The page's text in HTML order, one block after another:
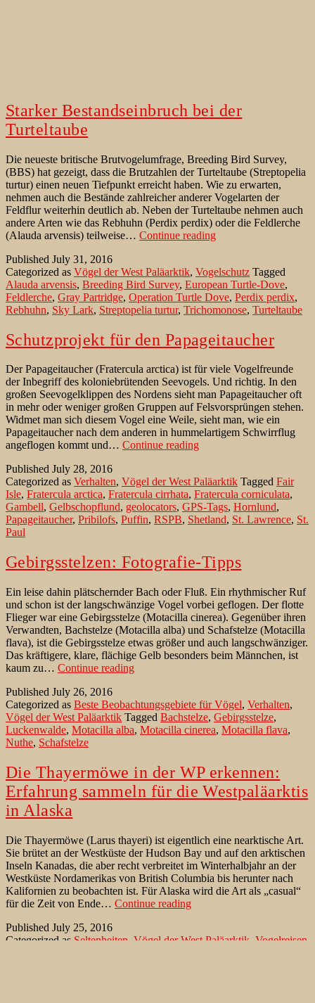
Starker Bestandseinbruch bei der
Turteltaube
Die neueste britische Brutvogelumfrage, Breeding Bird Survey,
(BBS) hat gezeigt, dass die Brutzahlen der Turteltaube (Streptopelia
turtur) einen neuen Tiefpunkt erreicht haben. Wie zu erwarten,
nehmen auch die Bestände zahlreicher anderer Vogelarten der
Feldflur weiterhin deutlich ab. Neben der Turteltaube nehmen auch
andere Arten wie das Rebhuhn (Perdix perdix) oder die Feldlerche
(Alauda arvensis) teilweise… Continue readingStarker
der
Turteltaube
Published July 31, 2016
Categorized as Vögel der West Paläarktik, Vogelschutz Tagged
Alauda arvensis, Breeding Bird Survey, European Turtle-Dove,
Feldlerche, Gray Partridge, Operation Turtle Dove, Perdix perdix,
Rebhuhn, Sky Lark, Streptopelia turtur, Trichomonose, Turteltaube
Schutzprojekt für den Papageitaucher
Der Papageitaucher (Fratercula arctica) ist für viele Vogelfreunde
der Inbegriff des koloniebrütenden Seevogels. Und richtig. In den
großen Seevogelklippen des Nordens sieht man Papageitaucher oft
in mehr oder weniger großen Gruppen auf Felsvorsprüngen stehen.
Widmet man sich diesem Vogel eine Weile, sieht man, wie ein
Papageitaucher nach dem anderen in hummelartigem Schwirrflug
angeflogen kommt und… Continue readingSchutzprojekt
Papageitaucher
Published July 28, 2016
Categorized as Verhalten, Vögel der West Paläarktik Tagged Fair
Isle, Fratercula arctica, Fratercula cirrhata, Fratercula corniculata,
Gambell, Gelbschopflund, geolocators, GPS-Tags, Hornlund,
Papageitaucher, Pribilofs, Puffin, RSPB, Shetland, St. Lawrence, St.
Paul
Gebirgsstelzen: Fotografie-Tipps
Ein leise dahin plätschernder Bach oder Fluß. Ein rhythmischer Ruf
und schon ist der langschwänzige Vogel vorbei geflogen. Der flotte
Flieger war eine Gebirgsstelze (Motacilla cinerea). Gegenüber ihren
Verwandten, Bachstelze (Motacilla alba) und Schafstelze (Motacilla
flava), ist die Gebirgsstelze etwas größer und auch langschwänziger.
Das kräftigere, klare, flächige Gelb besonders beim Männchen, ist
kaum zu… Continue readingGebirgsstelzen:
Published July 26, 2016
Categorized as Beste Beobachtungsgebiete für Vögel, Verhalten,
Vögel der West Paläarktik Tagged Bachstelze, Gebirgsstelze,
Luckenwalde, Motacilla alba, Motacilla cinerea, Motacilla flava,
Nuthe, Schafstelze
Die Thayermöwe in der WP erkennen:
Erfahrung sammeln für die Westpaläarktis
in Alaska
Die Thayermöwe (Larus thayeri) ist eigentlich eine nearktische Art.
Sie brütet an der Westküste der Hudson Bay und auf den arktischen
Inseln Kanadas, die aber recht verbreitet im Winterhalbjahr an der
Westküste Nordamerikas von British Columbia bis herunter nach
Kalifornien zu beobachten ist. Für Alaska wird die Art als „casual“
für die Zeit von Ende… Continue readingDie
der
Published July 25, 2016
Categorized as Seltenheiten Vögel der West Paläarktik Vogelreisen